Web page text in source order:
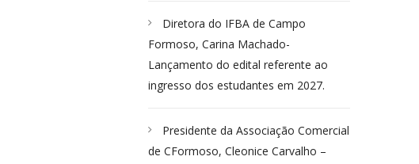
Diretora do IFBA de Campo
Formoso, Carina Machado-
Lançamento do edital referente ao
ingresso dos estudantes em 2027.
Presidente da Associação Comercial
de CFormoso, Cleonice Carvalho –